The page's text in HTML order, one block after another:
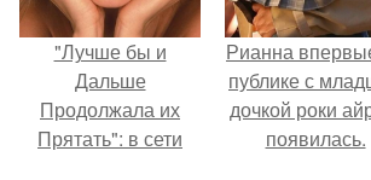
"Лучше бы и
Дальше
Продолжала их
Прятать": в сети
Рианна
публике с
дочкой роки
появилась.